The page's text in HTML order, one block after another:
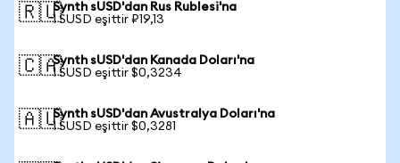
🇷🇺Synth sUSD'dan Rus Rublesi'na
1 SUSD eşittir ₽19,13
🇨🇦Synth sUSD'dan Kanada Doları'na
1 SUSD eşittir $0,3234
🇦🇺Synth sUSD'dan Avustralya Doları'na
1 SUSD eşittir $0,3281